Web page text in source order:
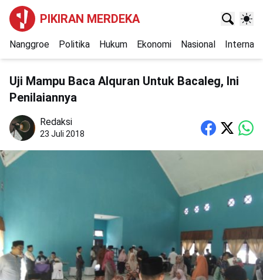
PIKIRAN MERDEKA
Nanggroe Politika Hukum Ekonomi Nasional
Uji Mampu Baca Alquran Untuk Bacaleg, Ini
Penilaiannya
Redaksi
23 Juli 2018